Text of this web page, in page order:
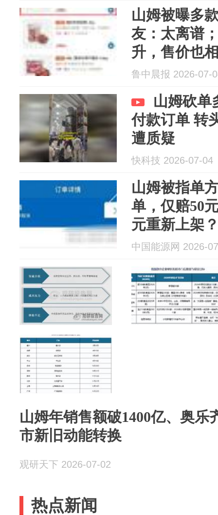
山姆被曝多
友：太离谱
升，售价也
鲁中晨报 2026-07-
山姆砍单
付款订单 转
遭质疑
快科技 2026-07-04
山姆被指单
单，仅赔50
元重新上架
中国能源网 2026-
山姆年销售额破1400亿、奥乐
市新旧动能转换
观研天下 2026-07-02
热点新闻